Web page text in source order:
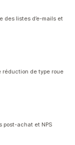
des listes d’e-mails et
réduction de type roue
post-achat et NPS